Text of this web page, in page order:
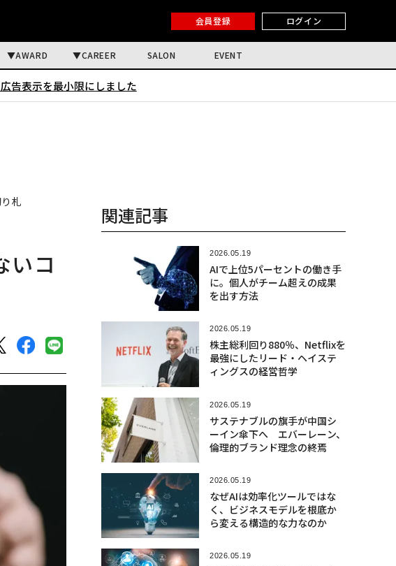
会員登録 ログイン
AWARD CAREER SALON EVENT
告表示を最小限にしました
札
いコ
関連記事
2026.05.19
AIで上位5パーセントの働き手
に。個人がチーム超えの成果
を出す方法
2026.05.19
株主総利回り880％、Netflixを
最強にしたリード・ヘイステ
ィングスの経営哲学
2026.05.19
サステナブルの旗手が中国シ
ーイン傘下へ エバーレーン、
倫理的ブランド理念の終焉
2026.05.19
なぜAIは効率化ツールではな
く、ビジネスモデルを根底か
ら変える構造的な力なのか
2026.05.19